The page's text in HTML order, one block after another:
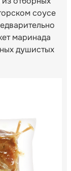
соусе
маринада
душистых